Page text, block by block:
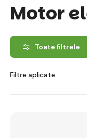
Motor
Toate filtrele
Filtre aplicate: